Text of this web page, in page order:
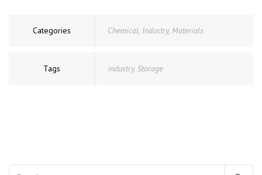
Categories Chemical, Industry, Materials
Tags industry, Storage